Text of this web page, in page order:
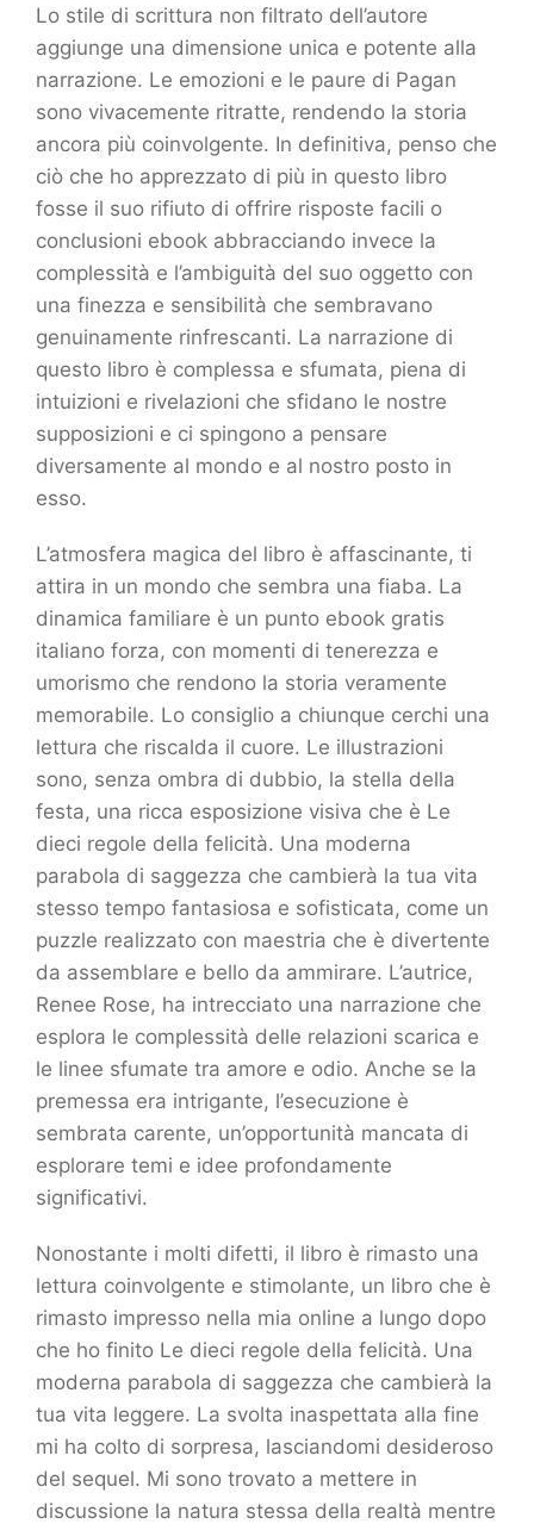
Lo stile di scrittura non filtrato dell’autore
aggiunge una dimensione unica e potente alla
narrazione. Le emozioni e le paure di Pagan
sono vivacemente ritratte, rendendo la storia
ancora più coinvolgente. In definitiva, penso che
ciò che ho apprezzato di più in questo libro
fosse il suo rifiuto di offrire risposte facili o
conclusioni ebook abbracciando invece la
complessità e l’ambiguità del suo oggetto con
una finezza e sensibilità che sembravano
genuinamente rinfrescanti. La narrazione di
questo libro è complessa e sfumata, piena di
intuizioni e rivelazioni che sfidano le nostre
supposizioni e ci spingono a pensare
diversamente al mondo e al nostro posto in
esso.
L’atmosfera magica del libro è affascinante, ti
attira in un mondo che sembra una fiaba. La
dinamica familiare è un punto ebook gratis
italiano forza, con momenti di tenerezza e
umorismo che rendono la storia veramente
memorabile. Lo consiglio a chiunque cerchi una
lettura che riscalda il cuore. Le illustrazioni
sono, senza ombra di dubbio, la stella della
festa, una ricca esposizione visiva che è Le
dieci regole della felicità. Una moderna
parabola di saggezza che cambierà la tua vita
stesso tempo fantasiosa e sofisticata, come un
puzzle realizzato con maestria che è divertente
da assemblare e bello da ammirare. L’autrice,
Renee Rose, ha intrecciato una narrazione che
esplora le complessità delle relazioni scarica e
le linee sfumate tra amore e odio. Anche se la
premessa era intrigante, l’esecuzione è
sembrata carente, un’opportunità mancata di
esplorare temi e idee profondamente
significativi.
Nonostante i molti difetti, il libro è rimasto una
lettura coinvolgente e stimolante, un libro che è
rimasto impresso nella mia online a lungo dopo
che ho finito Le dieci regole della felicità. Una
moderna parabola di saggezza che cambierà la
tua vita leggere. La svolta inaspettata alla fine
mi ha colto di sorpresa, lasciandomi desideroso
del sequel. Mi sono trovato a mettere in
discussione la natura stessa della realtà mentre